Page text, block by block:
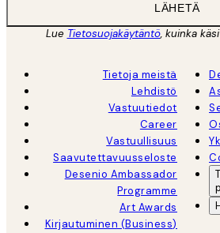
LÄHETÄ
Lue Tietosuojakäytäntö, kuinka
Tietoja meistä
Lehdistö
Vastuutiedot
Career
Vastuullisuus
Saavutettavuusseloste
Desenio Ambassador
Programme
Art Awards
Kirjautuminen (Business)